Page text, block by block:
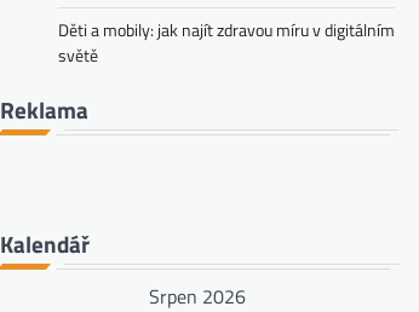
Děti a mobily: jak najít zdravou míru v digitálním
světě
Reklama
Kalendář
Srpen 2026